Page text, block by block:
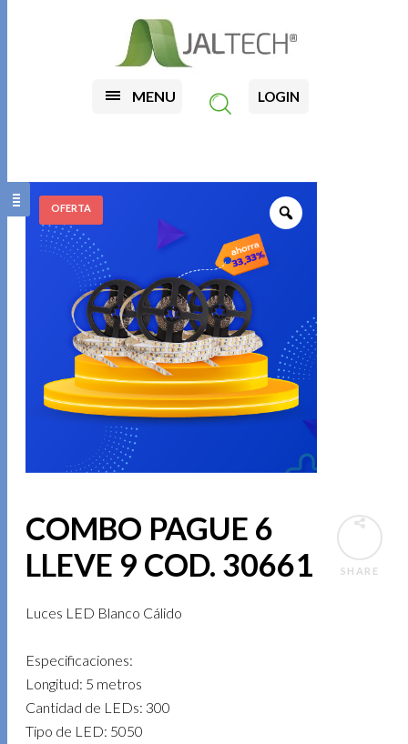
MENU LOGIN
SHARE
COMBO PAGUE 6
LLEVE 9 COD. 30661
Luces LED Blanco Cálido
Especificaciones:
Longitud: 5 metros
Cantidad de LEDs: 300
Tipo de LED: 5050